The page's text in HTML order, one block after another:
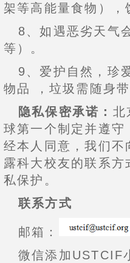
架等高能量食物）
8、如遇恶劣天气
等）。
9、爱护自然，珍
物品 ，垃圾需随身
隐私保密承诺： 北
球第一个制定并遵
经本人同意，我们
露科大校友的联系
私保护。
联系方式
邮箱：
微信添加